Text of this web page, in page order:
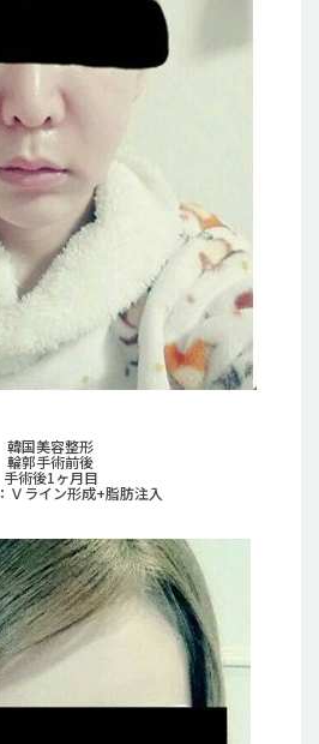
韓国美容整形
輪郭手術前後
手術後1ヶ月目
Ｖライン形成+脂肪注入